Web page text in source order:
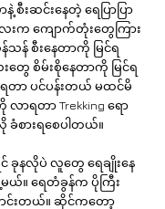
းဆင်းနေတဲ့ ရေပြာပြာ
က ကျောက်တုံးတွေကြား
သန် စီးနေတာကို မြင်ရ
ေ စိမ်းစိုနေတာကို မြင်ရ
ာ ပင်ပန်းတယ် မထင်မိ
ာရတာ Trekking ရော
ခံစားရစေပါတယ်။
နလိုပဲ လူတွေ ရေချိုးနေ
ယ်။ ရေတံခွန်က ပိုကြီး
ာင်းတယ်။ ဆိုင်ကတော့